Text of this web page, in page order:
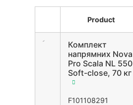
Product
Комплект
напрямних Nova
Pro Scala NL 550
Soft-close, 70 кг
F101108291